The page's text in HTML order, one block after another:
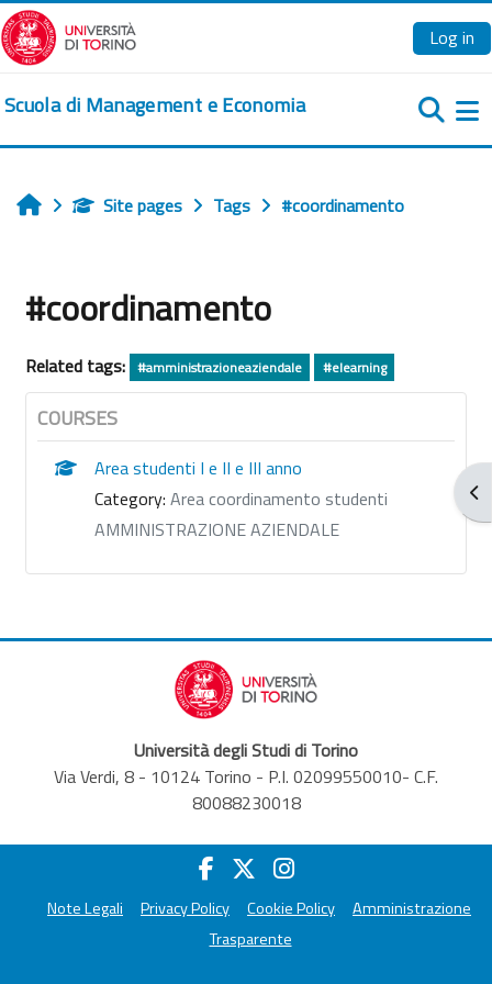
Skip to main content
Log in
Scuola di Management e Economia
HomeSite pages Tags #coordinamento
#coordinamento
Related tags: #amministrazioneaziendale #elearning
COURSES
Area studenti I e II e III anno
Category: Area coordinamento studenti
AMMINISTRAZIONE AZIENDALE
Università degli Studi di Torino
Via Verdi, 8 - 10124 Torino - P.I. 02099550010- C.F.
80088230018
Note Legali Privacy Policy Cookie Policy
Amministrazione
Trasparente